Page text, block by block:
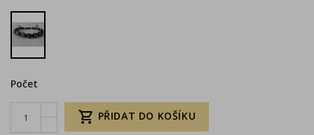
Šedá
Počet
 PŘIDAT DO KOŠÍKU